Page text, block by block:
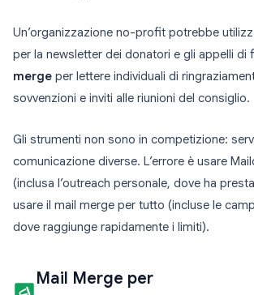
Un’organizzazione no-profit potrebbe
per la newsletter dei donatori e gli appelli di
merge per lettere individuali di
sovvenzioni e inviti alle riunioni del consiglio.
Gli strumenti non sono in competizione:
comunicazione diverse. L’errore è usare
(inclusa l’outreach personale, dove ha
usare il mail merge per tutto (incluse le
dove raggiunge rapidamente i limiti).
Mail Merge per